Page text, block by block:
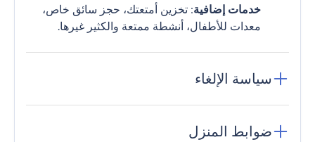
خدمات إضافية: تخزين أمتعتك، حجز سائق خاص،
معدات للأطفال، أنشطة ممتعة والكثير غيرها.
سياسة الإلغاء
ضوابط المنزل